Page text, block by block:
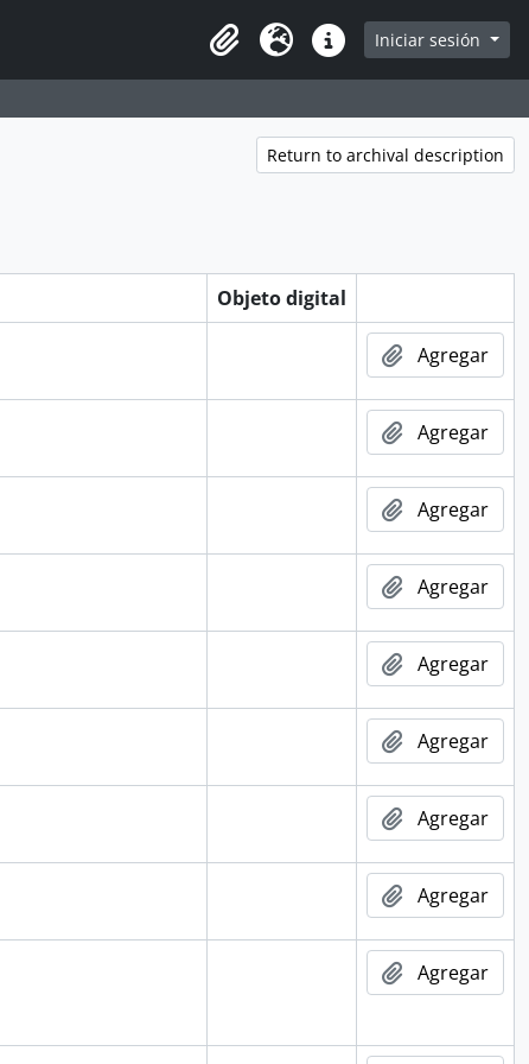
Portapapeles
Idioma Enlaces rápidos
Iniciar sesión
Return to archival description
Objeto digital
Agregar
Agregar
Agregar
Agregar
Agregar
Agregar
Agregar
Agregar
Agregar